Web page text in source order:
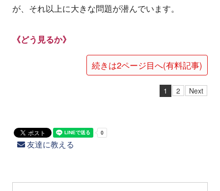
が、それ以上に大きな問題が潜んでいます。
《どう見るか》
続きは2ページ目へ(有料記事)
1 2 Next
友達に教える